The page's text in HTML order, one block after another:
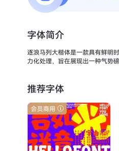
字体简介
逐浪马列大楷体是一款具有鲜明
力化处理，旨在展现出一种气势
推荐字体
会员商用